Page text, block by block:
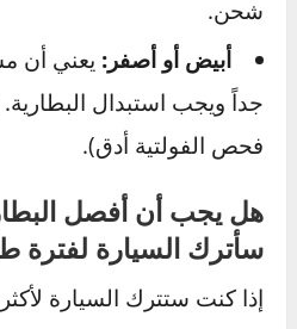
ونوع البطارية.
هل يمكن إعادة شحن
تماماً؟
باستخدام “اشتراك” من
شاحن بطارية مخصص. ولكن،
قديمة جداً أو تالفة داخلياً،